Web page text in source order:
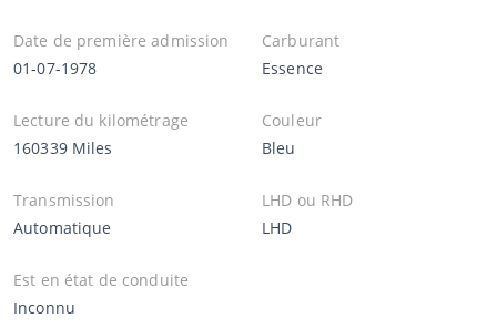
Date de première admission
01-07-1978
Carburant
Essence
Lecture du kilométrage
160339 Miles
Couleur
Bleu
Transmission
Automatique
LHD ou RHD
LHD
Est en état de conduite
Inconnu